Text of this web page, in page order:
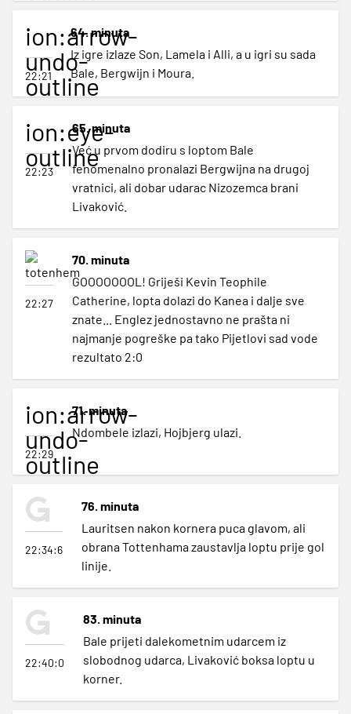
ion:arrow-
undo-
outline
22:21
64. minuta
Iz igre izlaze Son, Lamela i Alli, a u igri su sada
Bale, Bergwijn i Moura.
ion:eye-
outline
22:23
65. minuta
Već u prvom dodiru s loptom Bale
fenomenalno pronalazi Bergwijna na drugoj
vratnici, ali dobar udarac Nizozemca brani
Livaković.
22:27
70. minuta
GOOOOOOOL! Griješi Kevin Teophile
Catherine, lopta dolazi do Kanea i dalje sve
znate... Englez jednostavno ne prašta ni
najmanje pogreške pa tako Pijetlovi sad vode
rezultato 2:0
ion:arrow-
undo-
outline
22:29
71. minuta
Ndombele izlazi, Hojbjerg ulazi.
22:34:6
76. minuta
Lauritsen nakon kornera puca glavom, ali
obrana Tottenhama zaustavlja loptu prije gol
linije.
22:40:0
83. minuta
Bale prijeti dalekometnim udarcem iz
slobodnog udarca, Livaković boksa loptu u
korner.